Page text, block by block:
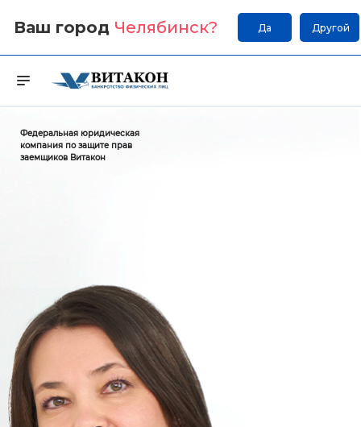
Ваш город Челябинск? Да Другой
Федеральная юридическая
компания по защите прав
заемщиков Витакон